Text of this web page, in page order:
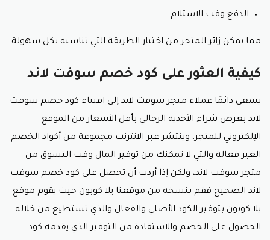
الدفع وقت الاستلام.
مما يمكن زائر المتجر من اختيار الطريقة التي تناسبه بكل سهولة.
كيفية العثور على كود خصم سوفت لاند
يسعى دائمًا عملاء متجر سوفت لاند إلى اقتناء كود خصم سوفت
لاند بغرض شراء الأحذية الرجالي بأقل الأسعار من الموقع
الإلكتروني للمتجر، وينتشر عبر الانترنت مجموعة من أكواد الخصم
الغير فعالة والتي لا تمكنك من توفير المال وقت التسوق من
متجر سوفت لاند، ولكن إذا أردت أن تحصل على كود خصم سوفت
لاند الصحيح فقم بنسخه من موقعنا يلا كوبون حيث يقوم موقع
يلا كوبون بتوفير الكود الأصلي والفعال والذي تستطيع من خلاله
الحصول على الخصم والاستفادة من التوفير الذي يقدمه كود